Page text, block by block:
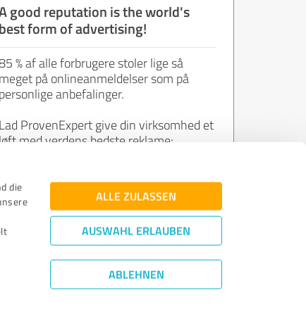
die
ALLE ZULASSEN
AUSWAHL ERLAUBEN
ABLEHNEN
good reputation is the world's
best form of advertising!
% af alle forbrugere stoler lige så
meget på onlineanmeldelser som på
personlige anbefalinger.
Lad ProvenExpert give din virksomhed et
løft med verdens bedste reklame:
Deltag nu helt gratis!
Politik for beskyttelse af personlige oplysninger|